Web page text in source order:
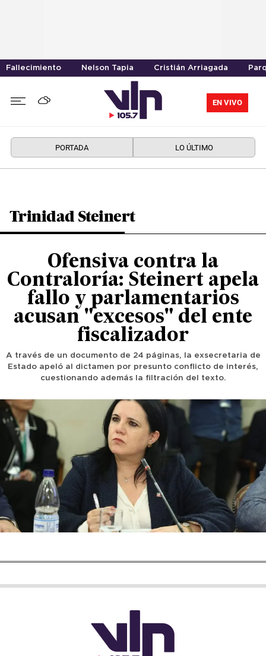
Fallecimiento Nelson Tapia Cristián Arriagada
EN VIVO
PORTADA LO ÚLTIMO
Trinidad Steinert
Ofensiva contra la
Contraloría: Steinert apela
fallo y parlamentarios
acusan "excesos" del ente
fiscalizador
A través de un documento de 24 páginas, la exsecretaria de
Estado apeló al dictamen por presunto conflicto de interés,
cuestionando además la filtración del texto.